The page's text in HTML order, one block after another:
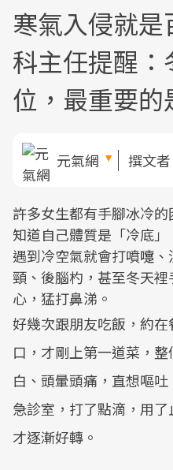
寒氣入侵就
科主任提醒
位，最重要的
元氣網 撰文者
許多女生都有手腳冰冷
知道自己體質是「冷底
遇到冷空氣就會打噴嚏
頸、後腦杓，甚至冬天
心，猛打鼻涕。
好幾次跟朋友吃飯，約
口，才剛上第一道菜，
白、頭暈頭痛，直想嘔
急診室，打了點滴，用
才逐漸好轉。